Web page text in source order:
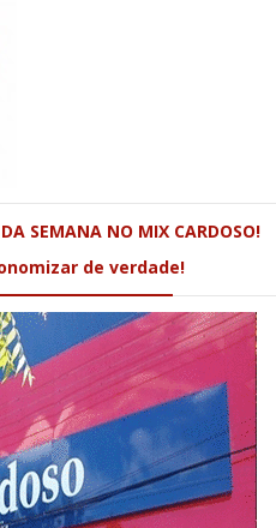
SEMANA NO MIX CARDOSO!
de verdade!